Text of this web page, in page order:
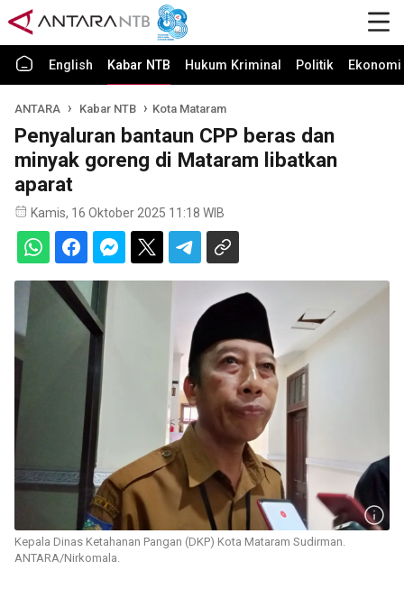
English Kabar NTB Hukum Kriminal Politik
ANTARA Kabar NTB Kota Mataram
Penyaluran bantaun CPP beras dan
minyak goreng di Mataram libatkan
aparat
Kamis, 16 Oktober 2025 11:18 WIB
Kepala Dinas Ketahanan Pangan (DKP) Kota Mataram Sudirman.
ANTARA/Nirkomala.